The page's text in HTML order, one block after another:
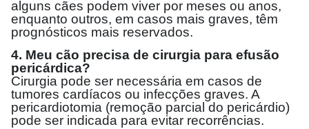
alguns cães podem viver por meses ou anos,
enquanto outros, em casos mais graves, têm
prognósticos mais reservados.
4. Meu cão precisa de cirurgia para efusão
pericárdica?
Cirurgia pode ser necessária em casos de
tumores cardíacos ou infecções graves. A
pericardiotomia (remoção parcial do pericárdio)
pode ser indicada para evitar recorrências.